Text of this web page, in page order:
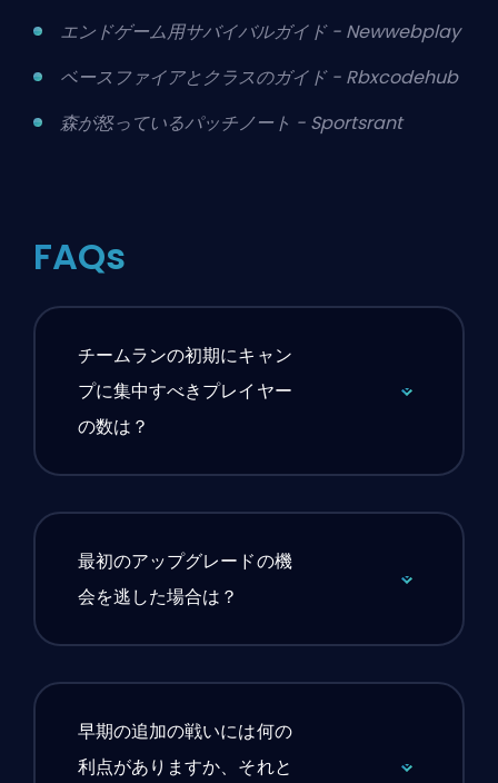
エンドゲーム用サバイバルガイド - Newwebplay
ベースファイアとクラスのガイド - Rbxcodehub
森が怒っているパッチノート - Sportsrant
FAQs
チームランの初期にキャン
プに集中すべきプレイヤー
の数は？
最初のアップグレードの機
会を逃した場合は？
早期の追加の戦いには何の
利点がありますか、それと